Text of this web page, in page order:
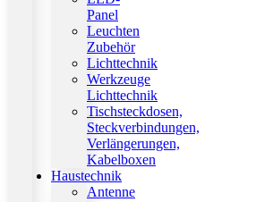
Panel
Leuchten
Zubehör
Lichttechnik
Werkzeuge
Lichttechnik
Tischsteckdosen,
Steckverbindungen,
Verlängerungen,
Kabelboxen
Haustechnik
Antenne